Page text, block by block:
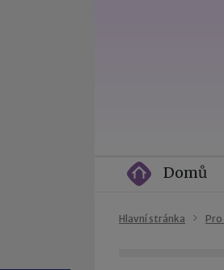
Domů
Hlavní stránka